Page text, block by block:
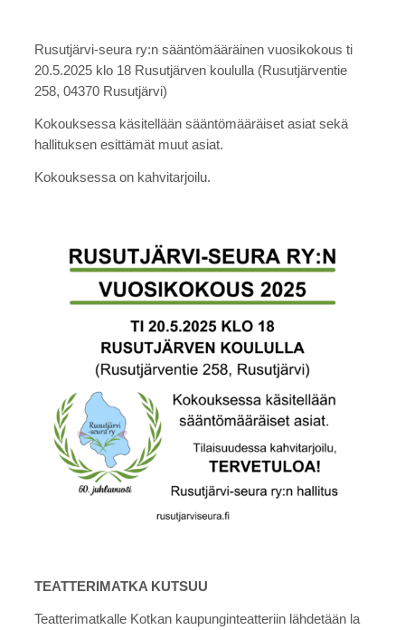
Rusutjärvi-seura ry:n sääntömääräinen vuosikokous ti
20.5.2025 klo 18 Rusutjärven koululla (Rusutjärventie
258, 04370 Rusutjärvi)
Kokouksessa käsitellään sääntömääräiset asiat sekä
hallituksen esittämät muut asiat.
Kokouksessa on kahvitarjoilu.
TEATTERIMATKA KUTSUU
Teatterimatkalle Kotkan kaupunginteatteriin lähdetään la